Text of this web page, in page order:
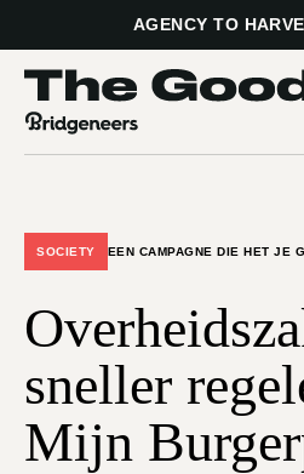
AGENCY TO
SOCIETY EEN CAMPAGNE DIE HET JE
sneller
Mijn